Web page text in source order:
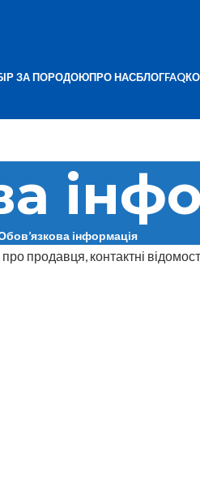
ЗА ПОРОДОЮПРО НАСБЛОГFAQ
інформація
про продавця, контактні